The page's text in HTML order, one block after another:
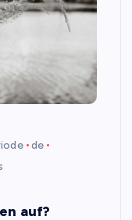
de
auf?